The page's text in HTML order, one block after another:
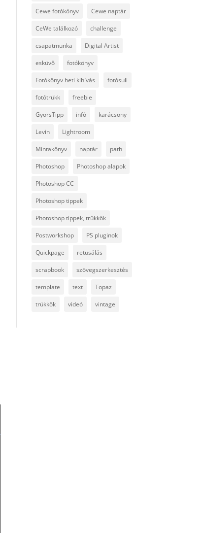
Cewe fotókönyv Cewe naptár
CeWe találkozó challenge
csapatmunka Digital Artist
esküvő fotókönyv
Fotókönyv heti kihívás fotósuli
fotótrükk freebie
GyorsTipp infó karácsony
Levin Lightroom
Mintakönyv naptár path
Photoshop Photoshop alapok
Photoshop CC
Photoshop tippek
Photoshop tippek, trükkök
Postworkshop PS pluginok
Quickpage retusálás
scrapbook szövegszerkesztés
template text Topaz
trükkök videó vintage